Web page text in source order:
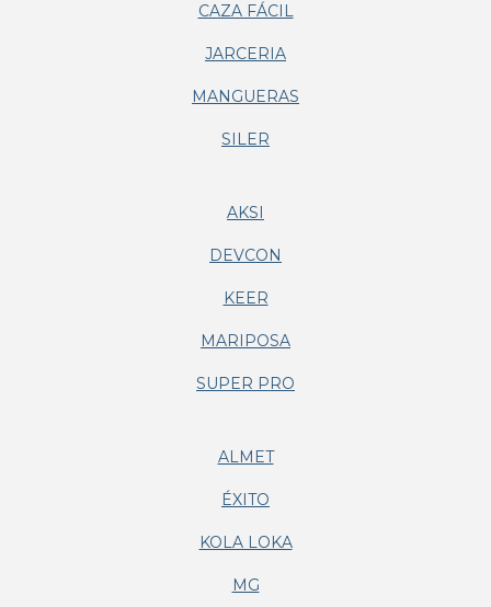
CAZA FÁCIL
JARCERIA
MANGUERAS
SILER
AKSI
DEVCON
KEER
MARIPOSA
SUPER PRO
ALMET
ÉXITO
KOLA LOKA
MG